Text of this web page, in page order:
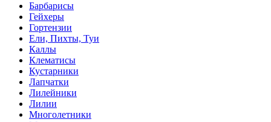
Барбарисы
Гейхеры
Гортензии
Ели, Пихты, Туи
Каллы
Клематисы
Кустарники
Лапчатки
Лилейники
Лилии
Многолетники